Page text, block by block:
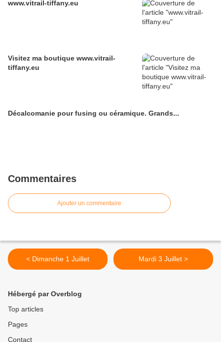
www.vitrail-tiffany.eu
Visitez ma boutique www.vitrail-
tiffany.eu
Décalcomanie pour fusing ou céramique. Grands...
Commentaires
Ajouter un commentaire
< Dimanche 1 Juillet Mardi 3 Juillet >
Hébergé par Overblog
Top articles
Pages
Contact